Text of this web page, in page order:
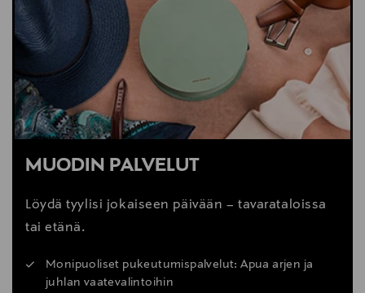
MUODIN PALVELUT
Löydä tyylisi jokaiseen päivään – tavarataloissa
tai etänä.
Monipuoliset pukeutumispalvelut: Apua arjen ja
juhlan vaatevalintoihin